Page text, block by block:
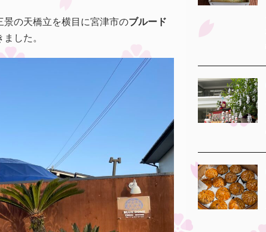
の天橋立を横目に宮津市のブルード
した。